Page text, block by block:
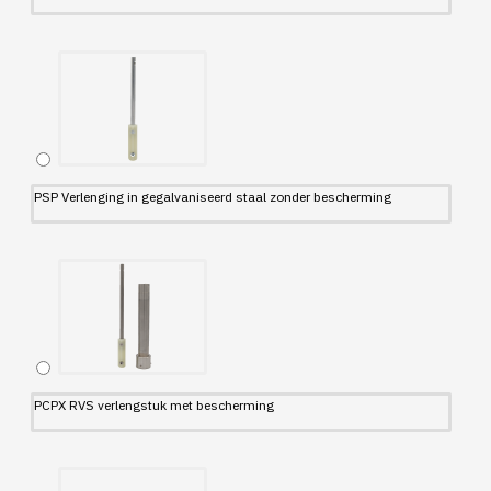
PSP Verlenging in gegalvaniseerd staal zonder bescherming
PCPX RVS verlengstuk met bescherming